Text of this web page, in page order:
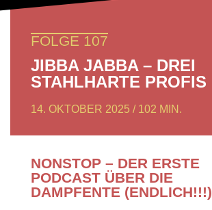
FOLGE 107
JIBBA JABBA – DREI
STAHLHARTE PROFIS
14. OKTOBER 2025 / 102 MIN.
NONSTOP – DER ERSTE
PODCAST ÜBER DIE
DAMPFENTE (ENDLICH!!!)